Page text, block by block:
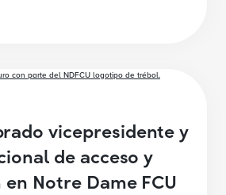
vicepresidente y
de acceso y
Notre Dame FCU